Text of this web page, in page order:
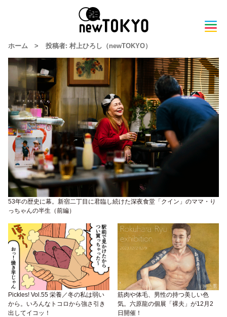
ホーム > 投稿者: 村上ひろし（newTOKYO）
53年の歴史に幕。新宿二丁目に君臨し続けた深夜食堂「クイン」のママ・り
っちゃんの半生（前編）
Pickles! Vol.55 栄養／冬の私は弱い
から。いろんなトコロから強さ引き
出してイコッ！
筋肉や体毛、男性の持つ美しい色
気。六原龍の個展「裸夫」が12月2
日開催！